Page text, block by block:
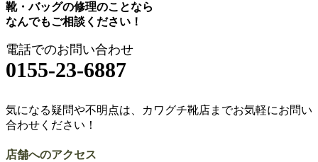
靴・バッグの修理のことなら
なんでもご相談ください！
電話でのお問い合わせ
0155-23-6887
気になる疑問や不明点は、カワグチ靴店までお気軽にお問い
合わせください！
店舗へのアクセス